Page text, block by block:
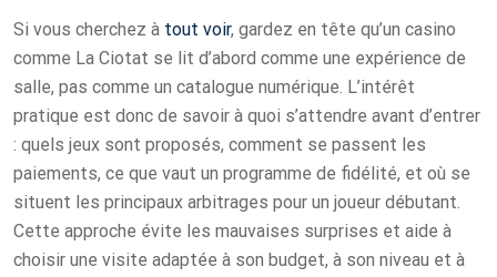
Si vous cherchez à tout voir, gardez en tête qu’un casino
comme La Ciotat se lit d’abord comme une expérience de
salle, pas comme un catalogue numérique. L’intérêt
pratique est donc de savoir à quoi s’attendre avant d’entrer
: quels jeux sont proposés, comment se passent les
paiements, ce que vaut un programme de fidélité, et où se
situent les principaux arbitrages pour un joueur débutant.
Cette approche évite les mauvaises surprises et aide à
choisir une visite adaptée à son budget, à son niveau et à